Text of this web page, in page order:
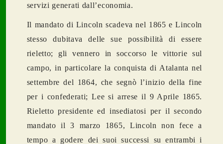
servizi generati dall’economia.
Il mandato di Lincoln scadeva nel 1865 e Lincoln
stesso dubitava delle sue possibilità di essere
rieletto; gli vennero in soccorso le vittorie sul
campo, in particolare la conquista di Atalanta nel
settembre del 1864, che segnò l’inizio della fine
per i confederati; Lee si arrese il 9 Aprile 1865.
Rieletto presidente ed insediatosi per il secondo
mandato il 3 marzo 1865, Lincoln non fece a
tempo a godere dei suoi successi su entrambi i